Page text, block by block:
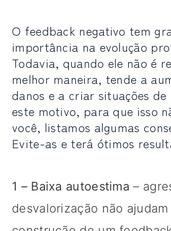
O feedback negativo tem
importância na evolução
Todavia, quando ele não é
melhor maneira, tende a
danos e a criar situações de
este motivo, para que isso
você, listamos algumas
Evite-as e terá ótimos
1 – Baixa autoestima –
desvalorização não